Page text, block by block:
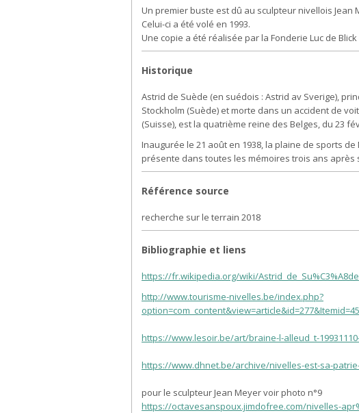
Un premier buste est dû au sculpteur nivellois Jean
Celui-ci a été volé en 1993.
Une copie a été réalisée par la Fonderie Luc de Blick
Historique
Astrid de Suède (en suédois : Astrid av Sverige),
Stockholm (Suède) et morte dans un accident de
(Suisse), est la quatrième reine des Belges, du 23
Inaugurée le 21 août en 1938, la plaine de sports
présente dans toutes les mémoires trois ans après
Référence source
recherche sur le terrain 2018
Bibliographie et liens
https://fr.wikipedia.org/wiki/Astrid_de_Su%C3%A8de
http://www.tourisme-nivelles.be/index.php?
https://www.lesoir.be/art/braine-l-alleud_t-19931110-
https://www.dhnet.be/archive/nivelles-est-sa-
pour le sculpteur Jean Meyer voir photo n°9
https://octavesanspoux.jimdofree.com/nivelles-